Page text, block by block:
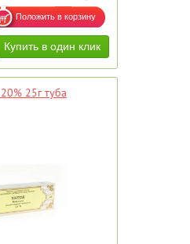
25г туба